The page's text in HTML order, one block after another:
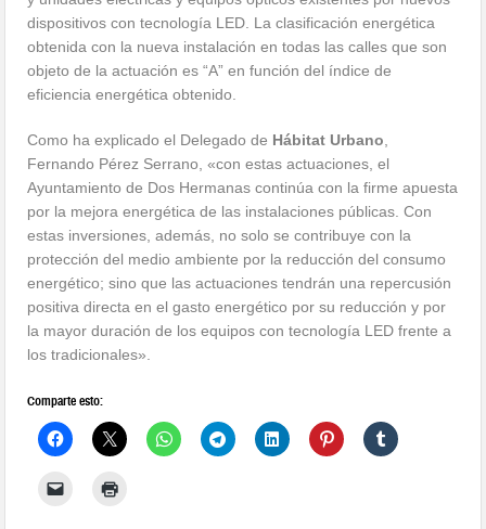
dispositivos con tecnología LED. La clasificación energética
obtenida con la nueva instalación en todas las calles que son
objeto de la actuación es “A” en función del índice de
eficiencia energética obtenido.
Como ha explicado el Delegado de Hábitat Urbano
Fernando Pérez Serrano, «con estas actuaciones, el
Ayuntamiento de Dos Hermanas continúa con la firme apuesta
por la mejora energética de las instalaciones públicas. Con
estas inversiones, además, no solo se contribuye con la
protección del medio ambiente por la reducción del consumo
energético; sino que las actuaciones tendrán una repercusión
positiva directa en el gasto energético por su reducción y por
la mayor duración de los equipos con tecnología LED frente a
los tradicionales».
Comparte esto: